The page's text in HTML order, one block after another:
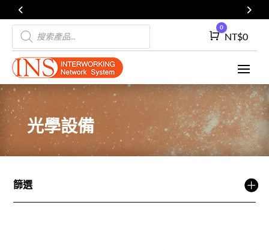
Products
search
Cart
0
NT$0
光學設備
篩選